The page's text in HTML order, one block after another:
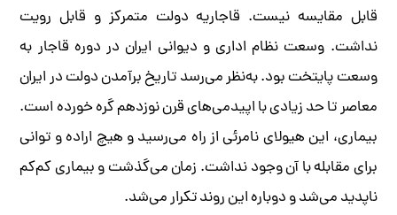
قابل مقایسه نیست. قاجاریه دولت متمرکز و قابل رویت
نداشت. وسعت نظام اداری و دیوانی ایران در دوره قاجار به
وسعت پایتخت بود. به‌نظر می‌رسد تاریخ برآمدن دولت در ایران
معاصر تا حد زیادی با اپیدمی‌های قرن نوزدهم گره خورده است.
بیماری، این هیولای نامرئی از راه می‌رسید و هیچ اراده و توانی
برای مقابله با آن وجود نداشت. زمان می‌گذشت و بیماری کم‌کم
ناپدید می‌شد و دوباره این روند تکرار می‌شد.